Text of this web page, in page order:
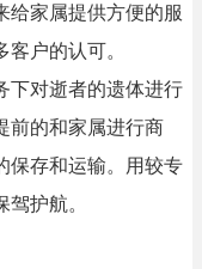
给家属提供方便的服
户的认可。
下对逝者的遗体进行
前的和家属进行商
保存和运输。用较专
护航。